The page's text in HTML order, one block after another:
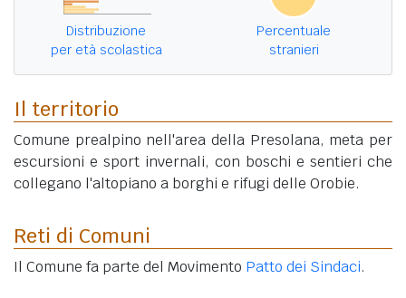
Distribuzione
per età scolastica
Percentuale
stranieri
Il territorio
Comune prealpino nell'area della Presolana, meta per
escursioni e sport invernali, con boschi e sentieri che
collegano l'altopiano a borghi e rifugi delle Orobie.
Reti di Comuni
Il Comune fa parte del Movimento Patto dei Sindaci.